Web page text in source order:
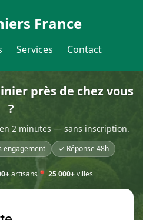
France
Services Contact
près de chez vous
?
2 minutes — sans inscription.
engagement ✓ Réponse 48h
artisans📍 25 000+villes